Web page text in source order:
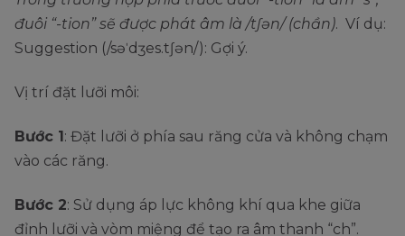
đuôi “-tion” sẽ được phát âm là /tʃən/ (chần). Ví dụ:
Suggestion (/səˈdʒes.tʃən/): Gợi ý.
Vị trí đặt lưỡi môi:
Bước 1: Đặt lưỡi ở phía sau răng cửa và không chạm
vào các răng.
Bước 2: Sử dụng áp lực không khí qua khe giữa
đỉnh lưỡi và vòm miệng để tạo ra âm thanh “ch”.